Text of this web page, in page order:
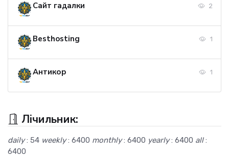
Сайт гадалки 2
Besthosting 1
Антикор 1
Лічильник:
daily: 54 weekly: 6400 monthly: 6400 yearly: 6400 all:
6400